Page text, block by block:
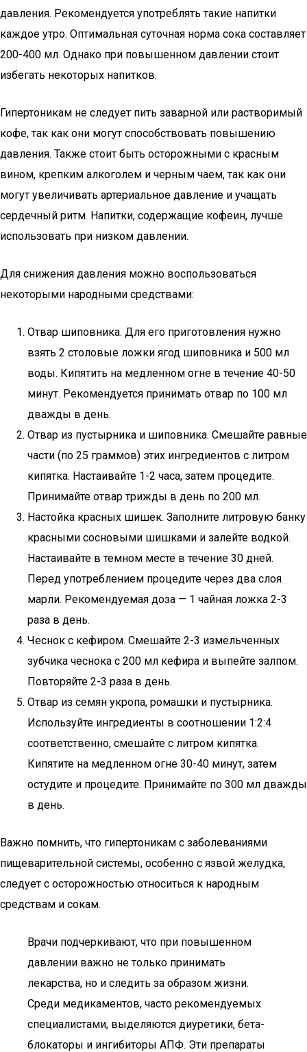
давления. Рекомендуется употреблять такие напитки
каждое утро. Оптимальная суточная норма сока составляет
200-400 мл. Однако при повышенном давлении стоит
избегать некоторых напитков.
Гипертоникам не следует пить заварной или растворимый
кофе, так как они могут способствовать повышению
давления. Также стоит быть осторожными с красным
вином, крепким алкоголем и черным чаем, так как они
могут увеличивать артериальное давление и учащать
сердечный ритм. Напитки, содержащие кофеин, лучше
использовать при низком давлении.
Для снижения давления можно воспользоваться
некоторыми народными средствами:
Отвар шиповника. Для его приготовления нужно
взять 2 столовые ложки ягод шиповника и 500 мл
воды. Кипятить на медленном огне в течение 40-50
минут. Рекомендуется принимать отвар по 100 мл
дважды в день.
Отвар из пустырника и шиповника. Смешайте равные
части (по 25 граммов) этих ингредиентов с литром
кипятка. Настаивайте 1-2 часа, затем процедите.
Принимайте отвар трижды в день по 200 мл.
Настойка красных шишек. Заполните литровую банку
красными сосновыми шишками и залейте водкой.
Настаивайте в темном месте в течение 30 дней.
Перед употреблением процедите через два слоя
марли. Рекомендуемая доза — 1 чайная ложка 2-3
раза в день.
Чеснок с кефиром. Смешайте 2-3 измельченных
зубчика чеснока с 200 мл кефира и выпейте залпом.
Повторяйте 2-3 раза в день.
Отвар из семян укропа, ромашки и пустырника.
Используйте ингредиенты в соотношении 1:2:4
соответственно, смешайте с литром кипятка.
Кипятите на медленном огне 30-40 минут, затем
остудите и процедите. Принимайте по 300 мл дважды
в день.
Важно помнить, что гипертоникам с заболеваниями
пищеварительной системы, особенно с язвой желудка,
следует с осторожностью относиться к народным
средствам и сокам.
Врачи подчеркивают, что при повышенном
давлении важно не только принимать
лекарства, но и следить за образом жизни.
Среди медикаментов, часто рекомендуемых
специалистами, выделяются диуретики, бета-
блокаторы и ингибиторы АПФ. Эти препараты